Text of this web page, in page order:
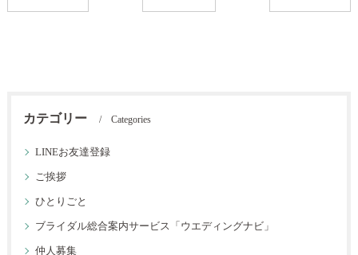
カテゴリー Categories
LINEお友達登録
ご挨拶
ひとりごと
ブライダル総合案内サービス「ウエディングナビ」
仲人募集